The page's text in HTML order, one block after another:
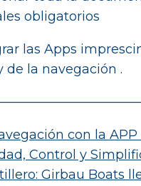
obligatorios
las Apps
de la navegación .
con la APP
Control y
Girbau Boats